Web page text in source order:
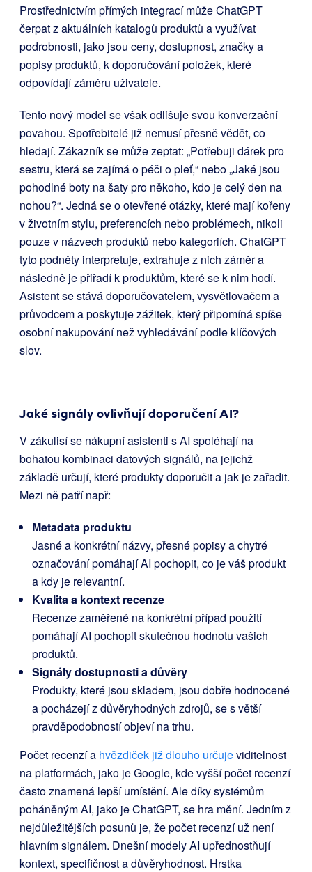
Prostřednictvím přímých integrací může ChatGPT
čerpat z aktuálních katalogů produktů a využívat
podrobnosti, jako jsou ceny, dostupnost, značky a
popisy produktů, k doporučování položek, které
odpovídají záměru uživatele.
Tento nový model se však odlišuje svou konverzační
povahou. Spotřebitelé již nemusí přesně vědět, co
hledají. Zákazník se může zeptat: „Potřebuji dárek pro
sestru, která se zajímá o péči o pleť,“ nebo „Jaké jsou
pohodlné boty na šaty pro někoho, kdo je celý den na
nohou?“. Jedná se o otevřené otázky, které mají kořeny
v životním stylu, preferencích nebo problémech, nikoli
pouze v názvech produktů nebo kategoriích. ChatGPT
tyto podněty interpretuje, extrahuje z nich záměr a
následně je přiřadí k produktům, které se k nim hodí.
Asistent se stává doporučovatelem, vysvětlovačem a
průvodcem a poskytuje zážitek, který připomíná spíše
osobní nakupování než vyhledávání podle klíčových
slov.
Jaké signály ovlivňují doporučení AI?
V zákulisí se nákupní asistenti s AI spoléhají na
bohatou kombinaci datových signálů, na jejichž
základě určují, které produkty doporučit a jak je zařadit.
Mezi ně patří např:
Metadata produktu
Jasné a konkrétní názvy, přesné popisy a chytré
označování pomáhají AI pochopit, co je váš produkt
a kdy je relevantní.
Kvalita a kontext recenze
Recenze zaměřené na konkrétní případ použití
pomáhají AI pochopit skutečnou hodnotu vašich
produktů.
Signály dostupnosti a důvěry
Produkty, které jsou skladem, jsou dobře hodnocené
a pocházejí z důvěryhodných zdrojů, se s větší
pravděpodobností objeví na trhu.
Počet recenzí a hvězdiček již dlouho určujeviditelnost
na platformách, jako je Google, kde vyšší počet recenzí
často znamená lepší umístění. Ale díky systémům
poháněným AI, jako je ChatGPT, se hra mění. Jedním z
nejdůležitějších posunů je, že počet recenzí už není
hlavním signálem. Dnešní modely AI upřednostňují
kontext, specifičnost a důvěryhodnost. Hrstka